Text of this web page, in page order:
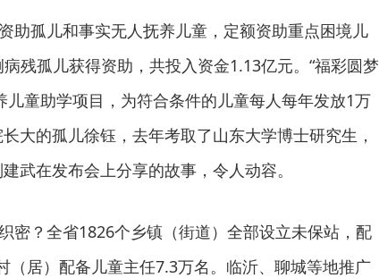
助孤儿和事实无人抚养儿童，定额资助重点困境儿
残孤儿获得资助，共投入资金1.13亿元。“福彩圆梦
儿童助学项目，为符合条件的儿童每人每年发放1万
大的孤儿徐钰，去年考取了山东大学博士研究生，
武在发布会上分享的故事，令人动容。
密？全省1826个乡镇（街道）全部设立未保站，配
（居）配备儿童主任7.3万名。临沂、聊城等地推广